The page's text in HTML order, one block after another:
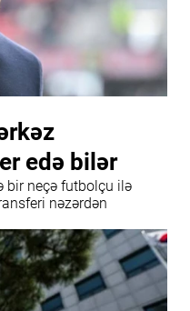
edə bilər
bir neçə futbolçu ilə
nəzərdən